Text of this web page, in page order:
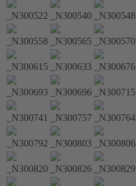
_N300522 _N300540 _N300548
_N300558 _N300565 _N300570
_N300615 _N300633 _N300676
_N300693 _N300696 _N300715
_N300741 _N300757 _N300764
_N300792 _N300803 _N300806
_N300820 _N300826 _N300829